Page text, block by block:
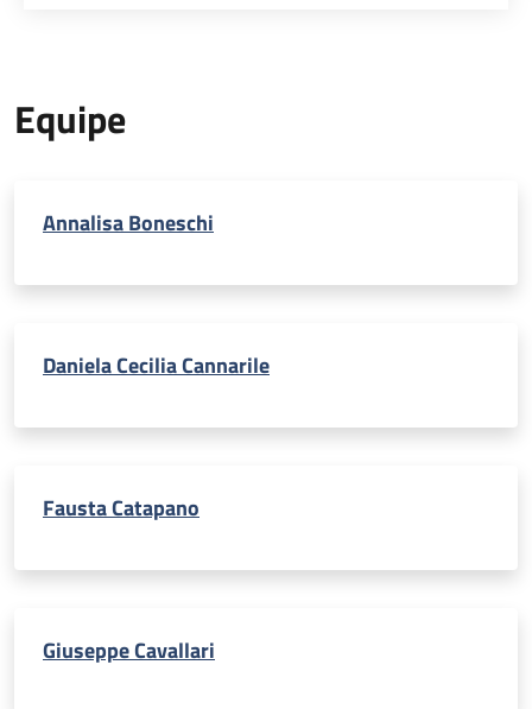
Equipe
Annalisa Boneschi
Daniela Cecilia Cannarile
Fausta Catapano
Giuseppe Cavallari